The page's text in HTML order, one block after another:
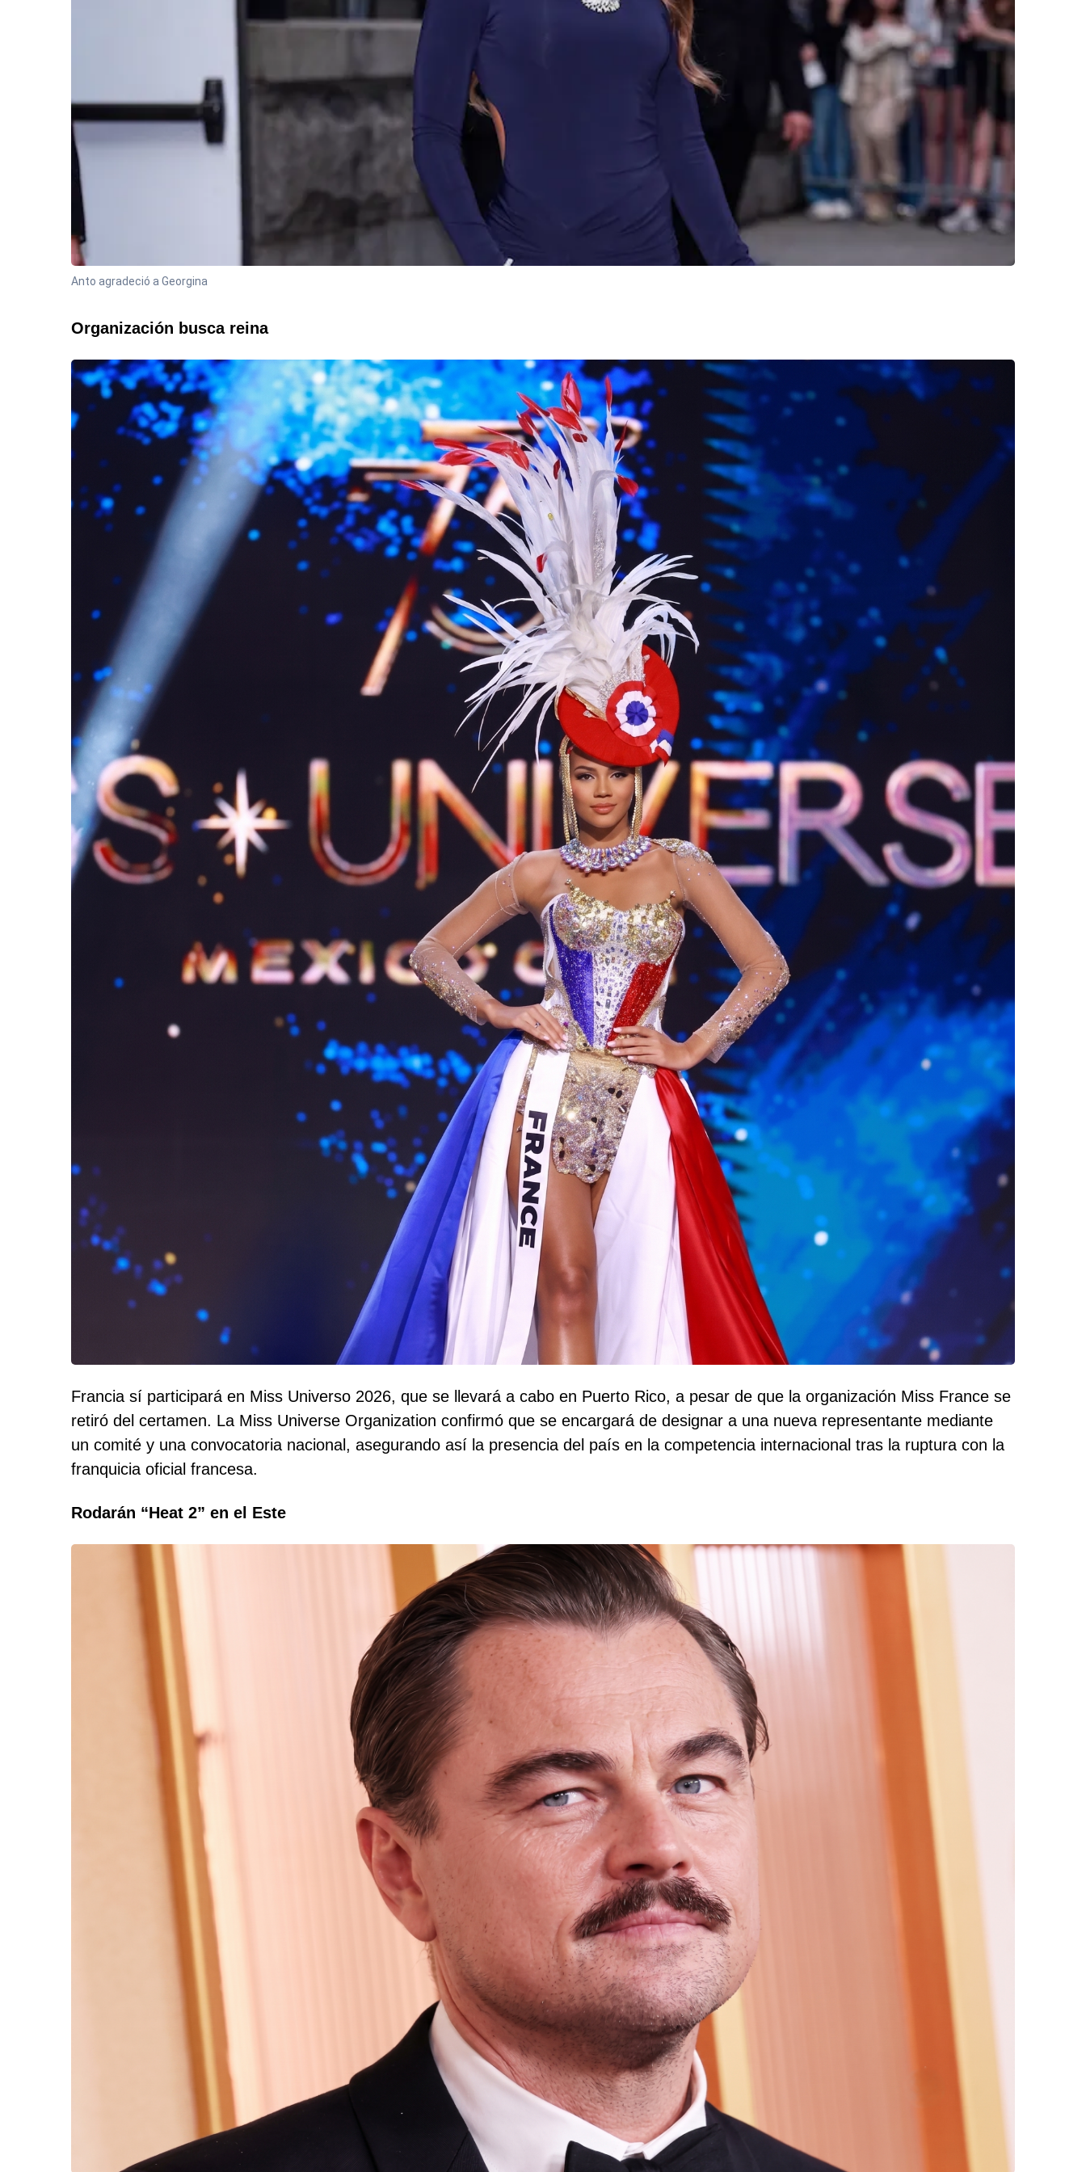
Anto agradeció a Georgina
Organización busca reina
Francia sí participará en Miss Universo 2026, que se llevará a cabo en Puerto Rico, a pesar de que la organización Miss France se
retiró del certamen. La Miss Universe Organization confirmó que se encargará de designar a una nueva representante mediante
un comité y una convocatoria nacional, asegurando así la presencia del país en la competencia internacional tras la ruptura con la
franquicia oficial francesa.
Rodarán “Heat 2” en el Este